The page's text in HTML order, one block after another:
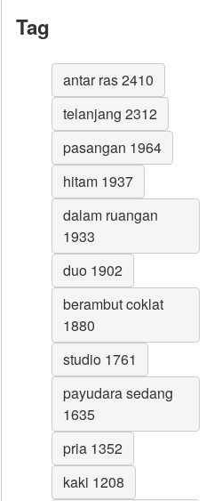
Tag
antar ras 2410
telanjang 2312
pasangan 1964
hitam 1937
dalam ruangan
1933
duo 1902
berambut coklat
1880
studio 1761
payudara sedang
1635
pria 1352
kaki 1208